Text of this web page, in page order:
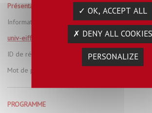
Présentation en visioconférence :
Informations de connexion: Participer à la
univ-eiffel.zoom.us/j/87572009371
ID de réunion :
875 7200 9371
Mot de passe :
PROGRAMME
✓ OK, ACCEPT ALL
✗ DENY ALL COOKIES
PERSONALIZE